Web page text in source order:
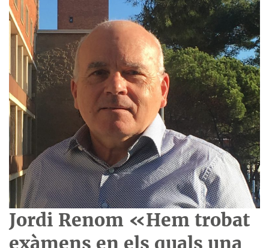
Jordi Renom «Hem trobat
exàmens en els quals una